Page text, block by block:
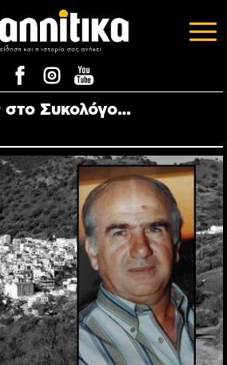
Συκολόγο…